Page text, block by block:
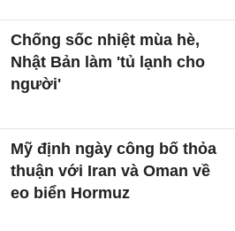
Chống sốc nhiệt mùa hè,
Nhật Bản làm 'tủ lạnh cho
người'
Mỹ định ngày công bố thỏa
thuận với Iran và Oman về
eo biển Hormuz